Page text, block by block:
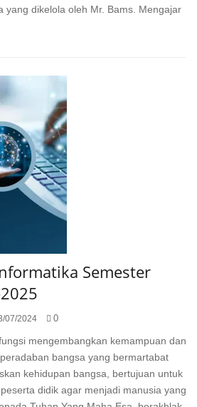
yang dikelola oleh Mr. Bams. Mengajar
Semester
07/2024 0
mengembangkan kemampuan dan
bangsa yang bermartabat
kehidupan bangsa, bertujuan untuk
didik agar menjadi manusia yang